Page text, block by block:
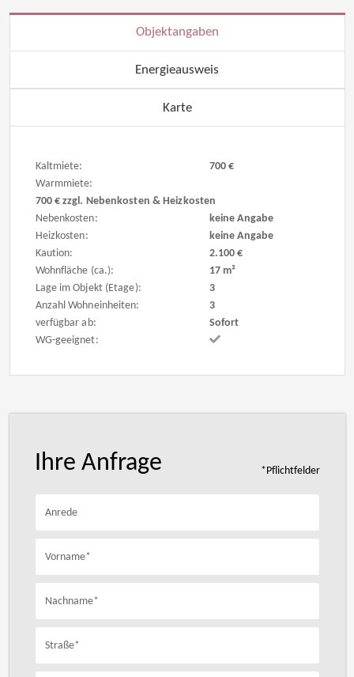
Objektangaben
Energieausweis
Karte
Kaltmiete:
700 €
Warmmiete:
700 € zzgl. Nebenkosten & Heizkosten
Nebenkosten:
keine Angabe
Heizkosten:
keine Angabe
Kaution:
2.100 €
Wohnfläche (ca.):
17 m²
Lage im Objekt (Etage):
3
Anzahl Wohneinheiten:
3
verfügbar ab:
Sofort
WG-geeignet:
*Pflichtfelder
Ihre Anfrage
Anrede
Vorname*
Nachname*
Straße*